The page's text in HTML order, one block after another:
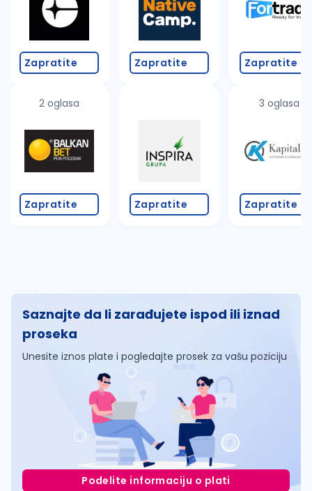
Zapratite
2 oglasa
Zapratite
Zapratite
Zapratite
Zapratite
3 oglasa
Zapratite
Saznajte da li zarađujete ispod ili iznad
proseka
Unesite iznos plate i pogledajte prosek za vašu poziciju
Podelite informaciju o plati